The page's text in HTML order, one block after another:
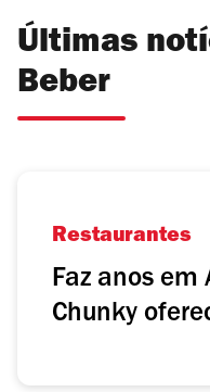
Últimas
Beber
Restaurantes
Faz anos em
Chunky